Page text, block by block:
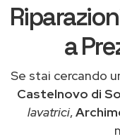
a
Se stai cercando
Castelnovo di
lavatrici,